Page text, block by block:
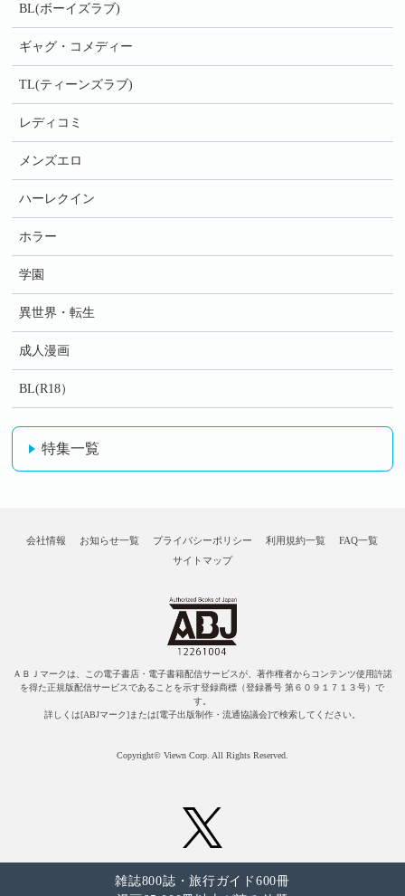
BL(ボーイズラブ)
ギャグ・コメディー
TL(ティーンズラブ)
レディコミ
メンズエロ
ハーレクイン
ホラー
学園
異世界・転生
成人漫画
BL(R18）
特集一覧
会社情報 お知らせ一覧 プライバシーポリシー 利用規約一覧
FAQ一覧
サイトマップ
ＡＢＪマークは、この電子書店・電子書籍配信サービスが、著作権者からコンテンツ使用許諾
を得た正規版配信サービスであることを示す登録商標（登録番号 第６０９１７１３号）で
す。
詳しくは[ABJマーク]または[電子出版制作・流通協議会]で検索してください。
Copyright© Viewn Corp. All Rights Reserved.
雑誌800誌・旅行ガイド600冊